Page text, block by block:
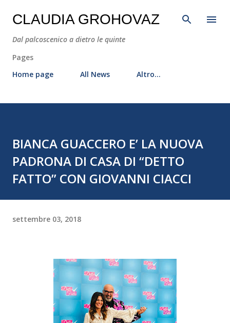
Passa ai contenuti principali
CLAUDIA GROHOVAZ
Dal palcoscenico a dietro le quinte
Pages
Home page
All News Altro…
BIANCA GUACCERO E’ LA NUOVA
PADRONA DI CASA DI “DETTO
FATTO” CON GIOVANNI CIACCI
settembre 03, 2018